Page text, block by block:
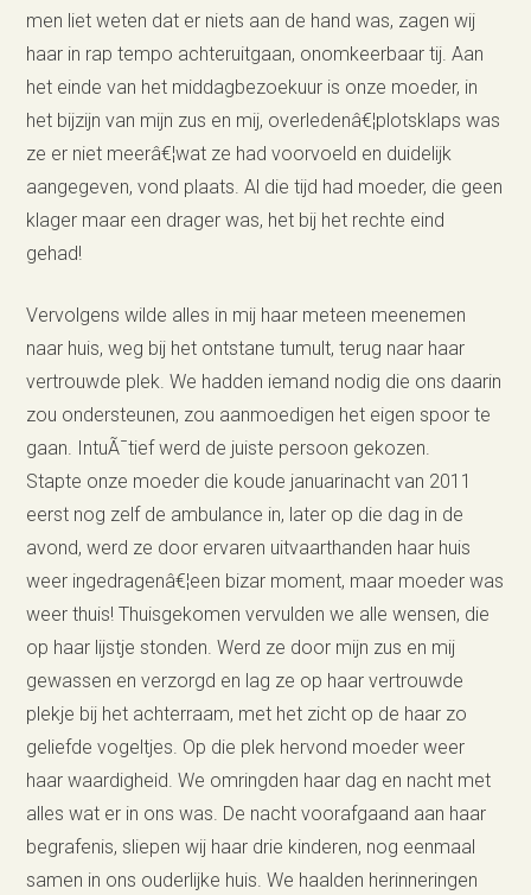
men liet weten dat er niets aan de hand was, zagen wij
haar in rap tempo achteruitgaan, onomkeerbaar tij. Aan
het einde van het middagbezoekuur is onze moeder, in
het bijzijn van mijn zus en mij, overledenâ€¦plotsklaps was
ze er niet meerâ€¦wat ze had voorvoeld en duidelijk
aangegeven, vond plaats. Al die tijd had moeder, die geen
klager maar een drager was, het bij het rechte eind
gehad!
Vervolgens wilde alles in mij haar meteen meenemen
naar huis, weg bij het ontstane tumult, terug naar haar
vertrouwde plek. We hadden iemand nodig die ons daarin
zou ondersteunen, zou aanmoedigen het eigen spoor te
gaan. IntuÃ¯tief werd de juiste persoon gekozen.
Stapte onze moeder die koude januarinacht van 2011
eerst nog zelf de ambulance in, later op die dag in de
avond, werd ze door ervaren uitvaarthanden haar huis
weer ingedragenâ€¦een bizar moment, maar moeder was
weer thuis! Thuisgekomen vervulden we alle wensen, die
op haar lijstje stonden. Werd ze door mijn zus en mij
gewassen en verzorgd en lag ze op haar vertrouwde
plekje bij het achterraam, met het zicht op de haar zo
geliefde vogeltjes. Op die plek hervond moeder weer
haar waardigheid. We omringden haar dag en nacht met
alles wat er in ons was. De nacht voorafgaand aan haar
begrafenis, sliepen wij haar drie kinderen, nog eenmaal
samen in ons ouderlijke huis. We haalden herinneringen